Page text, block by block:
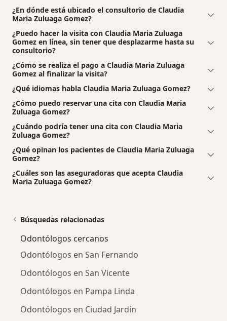
¿En dónde está ubicado el consultorio de Claudia
Maria Zuluaga Gomez?
¿Puedo hacer la visita con Claudia Maria Zuluaga
Gomez en línea, sin tener que desplazarme hasta su
consultorio?
¿Cómo se realiza el pago a Claudia Maria Zuluaga
Gomez al finalizar la visita?
¿Qué idiomas habla Claudia Maria Zuluaga Gomez?
¿Cómo puedo reservar una cita con Claudia Maria
Zuluaga Gomez?
¿Cuándo podría tener una cita con Claudia Maria
Zuluaga Gomez?
¿Qué opinan los pacientes de Claudia Maria Zuluaga
Gomez?
¿Cuáles son las aseguradoras que acepta Claudia
Maria Zuluaga Gomez?
Búsquedas relacionadas
Odontólogos cercanos
Odontólogos en San Fernando
Odontólogos en San Vicente
Odontólogos en Pampa Linda
Odontólogos en Ciudad Jardín